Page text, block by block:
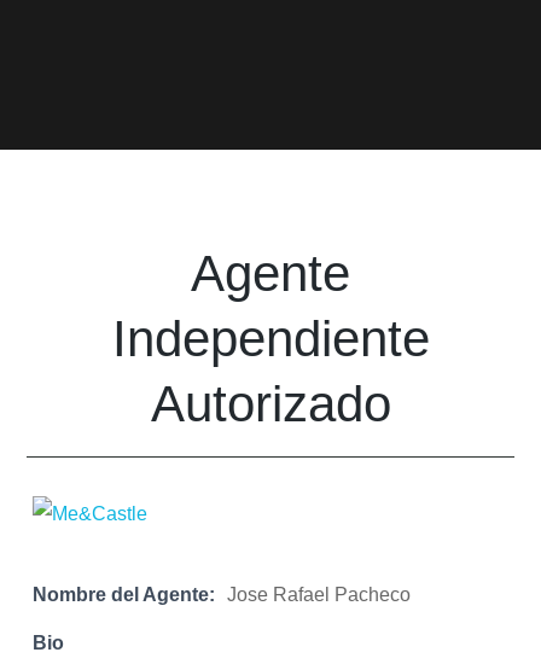
Agente
Independiente
Autorizado
Nombre del Agente: Jose Rafael Pacheco
Bio